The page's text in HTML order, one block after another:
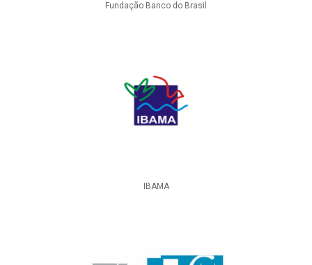
Fundação Banco do Brasil
IBAMA